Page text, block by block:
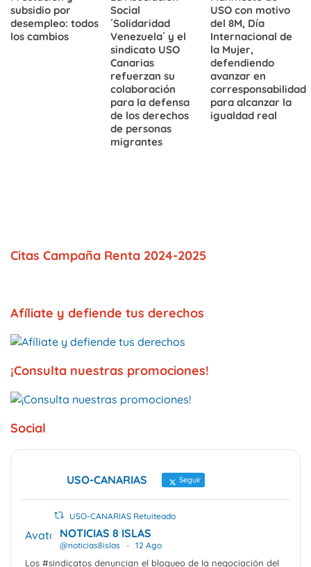
subsidio por
desempleo: todos
los cambios
Social
´Solidaridad
Venezuela´ y el
sindicato USO
Canarias
refuerzan su
colaboración
para la defensa
de los derechos
de personas
migrantes
USO con motivo
del 8M, Día
Internacional de
la Mujer,
defendiendo
avanzar en
corresponsabilidad
para alcanzar la
igualdad real
Citas Campaña Renta 2024-2025
Afíliate y defiende tus derechos
¡Consulta nuestras promociones!
Social
USO-CANARIAS Seguir
USO-CANARIAS Retuiteado
Avatar NOTICIAS 8 ISLAS
@noticias8islas · 12 Ago
Los #sindicatos denuncian el bloqueo de la negociación del